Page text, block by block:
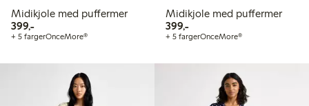
Midikjole med puffermer
399,-399,00 kr
+ 5 fargerOnceMore®
Midikjole med puffermer
399,-399,00 kr
+ 5 fargerOnceMore®